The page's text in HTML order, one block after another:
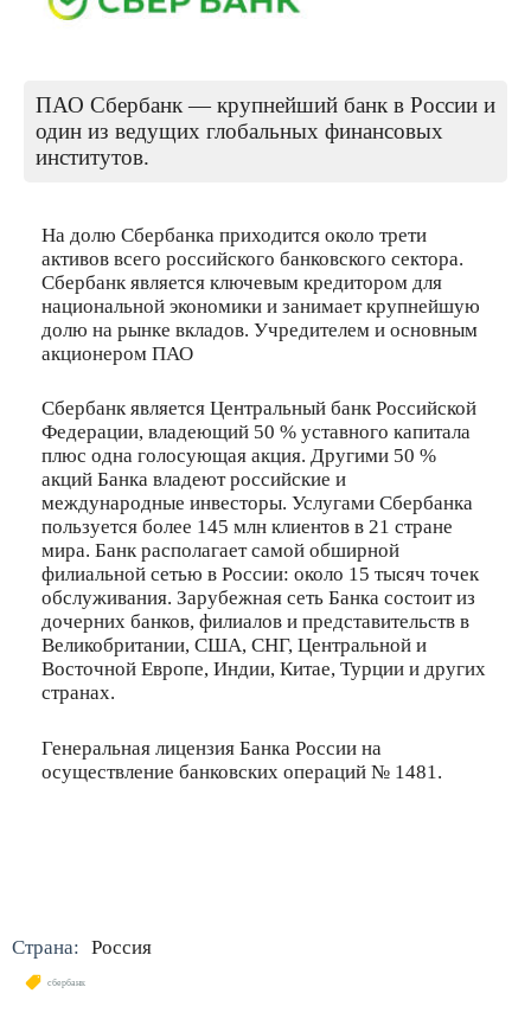
ПАО Сбербанк — крупнейший банк в России и
один из ведущих глобальных финансовых
институтов.
На долю Сбербанка приходится около трети
активов всего российского банковского сектора.
Сбербанк является ключевым кредитором для
национальной экономики и занимает крупнейшую
долю на рынке вкладов. Учредителем и основным
акционером ПАО
Сбербанк является Центральный банк Российской
Федерации, владеющий 50 % уставного капитала
плюс одна голосующая акция. Другими 50 %
акций Банка владеют российские и
международные инвесторы. Услугами Сбербанка
пользуется более 145 млн клиентов в 21 стране
мира. Банк располагает самой обширной
филиальной сетью в России: около 15 тысяч точек
обслуживания. Зарубежная сеть Банка состоит из
дочерних банков, филиалов и представительств в
Великобритании, США, СНГ, Центральной и
Восточной Европе, Индии, Китае, Турции и других
странах.
Генеральная лицензия Банка России на
осуществление банковских операций № 1481.
Страна: Россия
сбербанк